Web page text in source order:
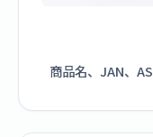
商品名、JAN、